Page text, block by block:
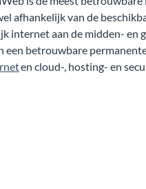
afhankelijk van de
internet aan de midden- en
een betrouwbare
en cloud-, hosting- en